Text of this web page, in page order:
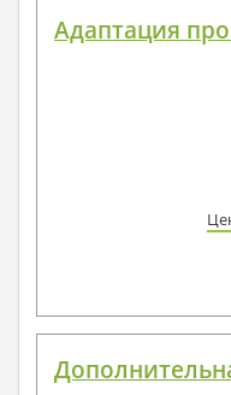
Адаптация